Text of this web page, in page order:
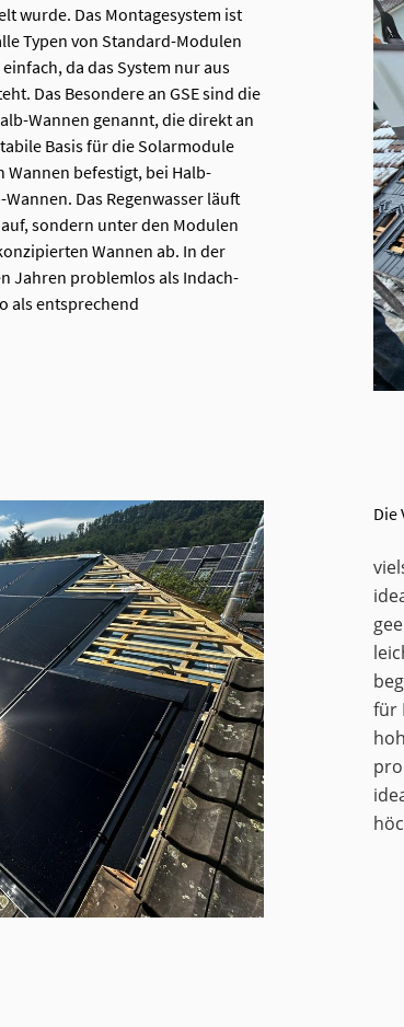
wurde. Das Montagesystem ist
Typen von Standard-Modulen
da das System nur aus
Das Besondere an GSE sind die
Wannen genannt, die direkt an
Basis für die Solarmodule
befestigt, bei Halb-
Das Regenwasser läuft
sondern unter den Modulen
Wannen ab. In der
Jahren problemlos als Indach-
als entsprechend
Die
für